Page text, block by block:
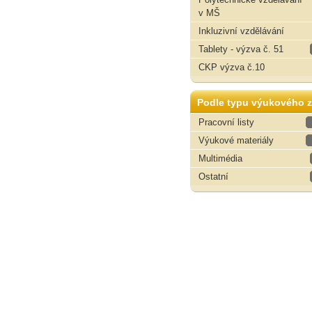
v MŠ
Inkluzivní vzdělávání
Tablety - výzva č. 51
CKP výzva č.10
Podle typu výukového
Pracovní listy
Výukové materiály
Multimédia
Ostatní